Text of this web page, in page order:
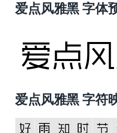
爱点风雅黑 字体
爱点风雅黑 字符